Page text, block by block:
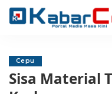
Cepu
Sisa Material